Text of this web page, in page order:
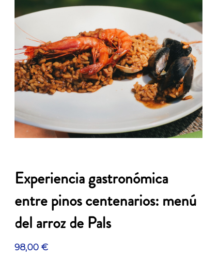
Experiencia gastronómica
entre pinos centenarios: menú
del arroz de Pals
98,00€